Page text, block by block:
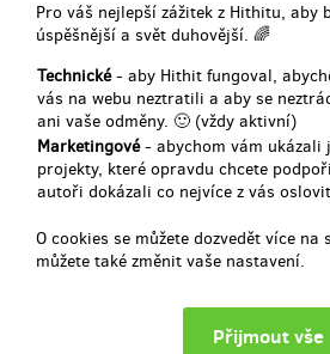
Pro váš nejlepší zážitek z Hithitu, aby
úspěšnější a svět duhovější. 🌈
Technické- aby Hithit fungoval,
vás na webu neztratili a aby se
ani vaše odměny. 🙂 (vždy aktivní)
Marketingové- abychom vám ukázali
projekty, které opravdu chcete
autoři dokázali co nejvíce z vás
O cookies se můžete dozvedět více na
můžete také změnit vaše nastavení.
Najdete nás na